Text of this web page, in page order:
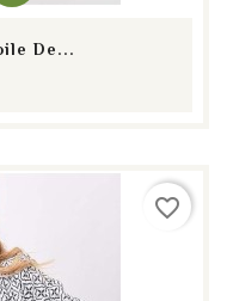
De...
favorite_border